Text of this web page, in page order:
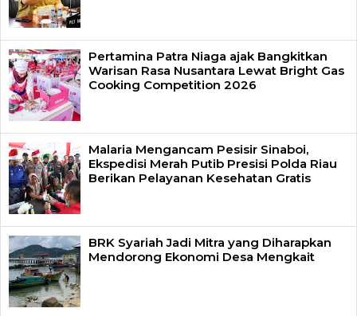
Pertamina Patra Niaga ajak Bangkitkan
Warisan Rasa Nusantara Lewat Bright Gas
Cooking Competition 2026
Malaria Mengancam Pesisir Sinaboi,
Ekspedisi Merah Putib Presisi Polda Riau
Berikan Pelayanan Kesehatan Gratis
BRK Syariah Jadi Mitra yang Diharapkan
Mendorong Ekonomi Desa Mengkait